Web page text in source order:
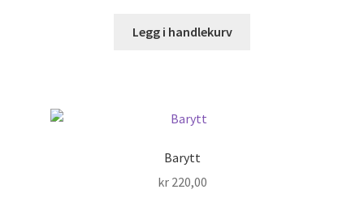
Legg i handlekurv
Barytt
kr220,00